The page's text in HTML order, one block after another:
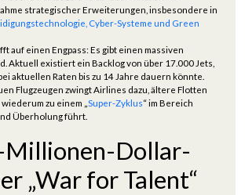
strategischer Erweiterungen, insbesondere in
Cyber-Systeme und Green
auf einen Engpass: Es gibt einen massiven
Aktuell existiert ein Backlog von über 17.000 Jets,
aktuellen Raten bis zu 14 Jahre dauern könnte.
Flugzeugen zwingt Airlines dazu, ältere Flotten
zu einem „Super-Zyklus“ im Bereich
Überholung führt.
Millionen-Dollar-
„War for Talent“